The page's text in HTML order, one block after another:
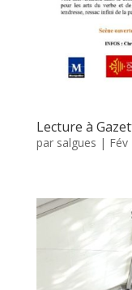
Lecture à
par salgues | Fév